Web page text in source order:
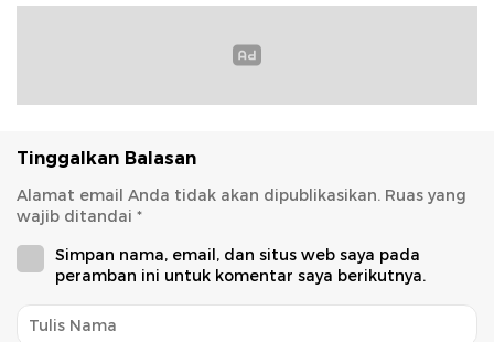
Tinggalkan Balasan
Alamat email Anda tidak akan dipublikasikan. Ruas yang
wajib ditandai *
Simpan nama, email, dan situs web saya pada
peramban ini untuk komentar saya berikutnya.